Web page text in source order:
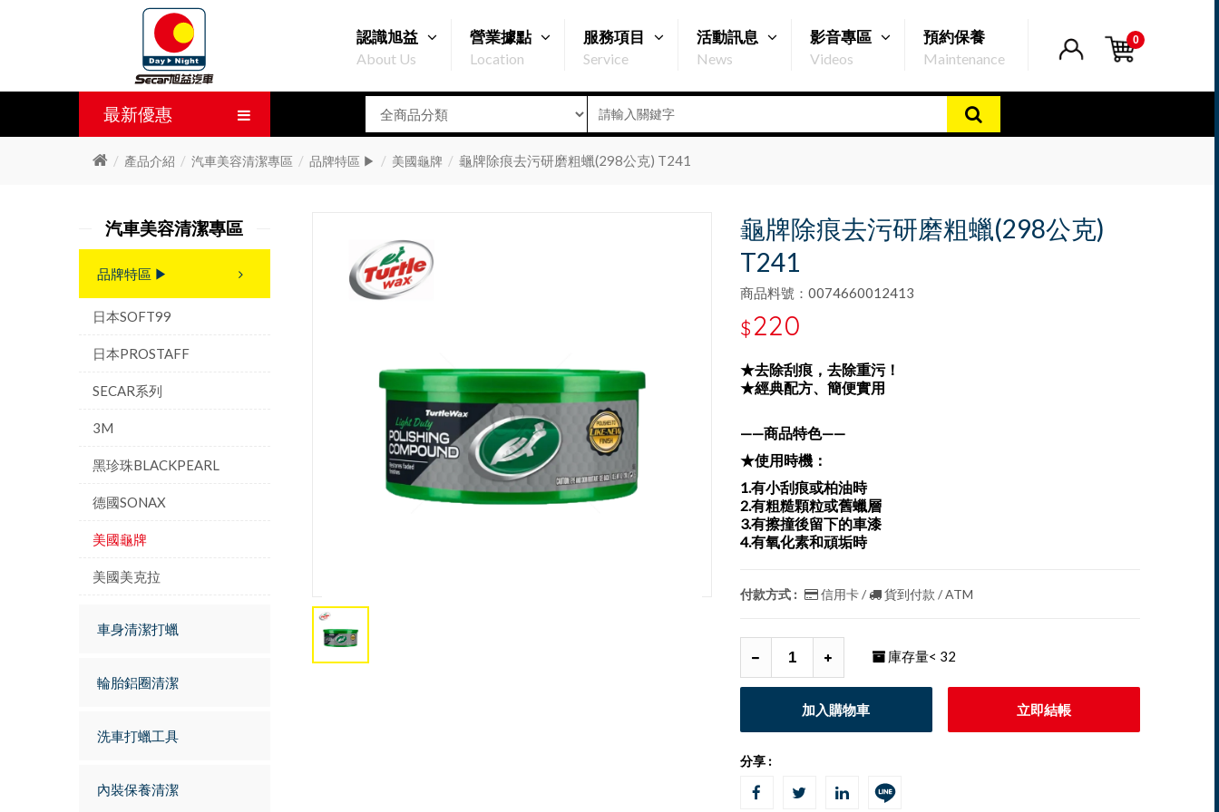
0
認識旭益
About Us
營業據點
Location
服務項目
Service
活動訊息
News
影音專區
Videos
預約保養
Maintenance
最新優惠
產品介紹 汽車美容清潔專區 品牌特區 ▶ 美國龜牌 龜牌除痕去污研磨粗蠟(298公克) T241
龜牌除痕去污研磨粗蠟(298公克)
T241
商品料號：0074660012413
$220
★去除刮痕，去除重污！
★經典配方、簡便實用
——商品特色——
★使用時機：
1.有小刮痕或柏油時
2.有粗糙顆粒或舊蠟層
3.有擦撞後留下的車漆
4.有氧化素和頑垢時
付款方式 : 信用卡 / 貨到付款 / ATM
庫存量< 32
加入購物車 立即結帳
分享 :
汽車美容清潔專區
品牌特區 ▶
日本SOFT99
日本PROSTAFF
SECAR系列
3M
黑珍珠BLACKPEARL
德國SONAX
美國龜牌
美國美克拉
車身清潔打蠟
輪胎鋁圈清潔
洗車打蠟工具
內裝保養清潔